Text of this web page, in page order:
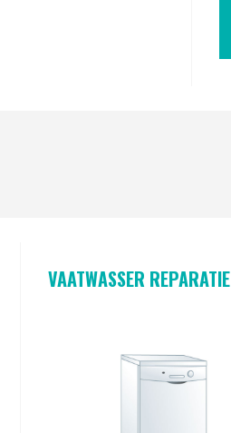
VAATWASSER REPARATIE